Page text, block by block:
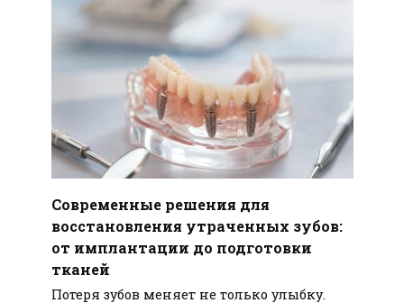
Современные решения для
восстановления утраченных зубов:
от имплантации до подготовки
тканей
Потеря зубов меняет не только улыбку.